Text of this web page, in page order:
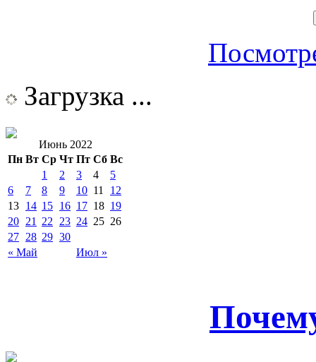
Загрузка ...
Июнь 2022
Пн Вт Ср Чт Пт Сб Вс
« Май Июл »
1 2 3 4
5
6
7 8 9 10 11
12
13 14 15 16 17 18 19
20 21 22 23 24 25 26
27 28 29 30